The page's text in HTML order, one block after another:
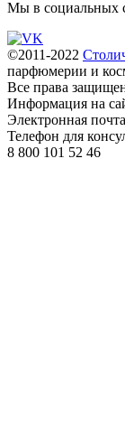
Мы в социальных
©2011-2022
парфюмерии и
Все права
Информация на
Электронная
Телефон для
8 800 101 52 46